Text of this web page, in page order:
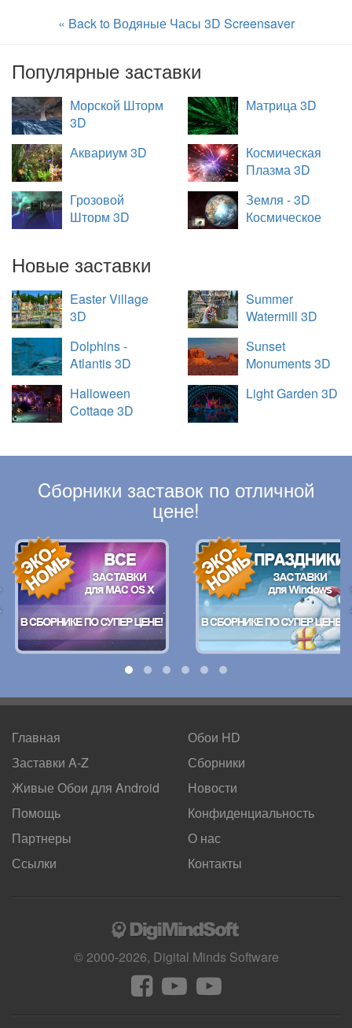
« Back to Водяные Часы 3D Screensaver
Популярные заставки
Морской Шторм
3D
Матрица 3D
Аквариум 3D
Космическая
Плазма 3D
Грозовой
Шторм 3D
Земля - 3D
Космическое
Новые заставки
Easter Village
3D
Summer
Watermill 3D
Dolphins -
Atlantis 3D
Sunset
Monuments 3D
Halloween
Cottage 3D
Light Garden 3D
Cборники заставок по отличной
цене!
Главная
Заставки A-Z
Живые Обои для Android
Обои HD
Сборники
Новости
Помощь
Партнеры
Ссылки
Конфиденциальность
О нас
Контакты
© 2000-2026, Digital Minds Software